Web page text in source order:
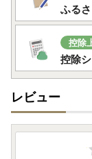
ふる
控除
控除
レビュー